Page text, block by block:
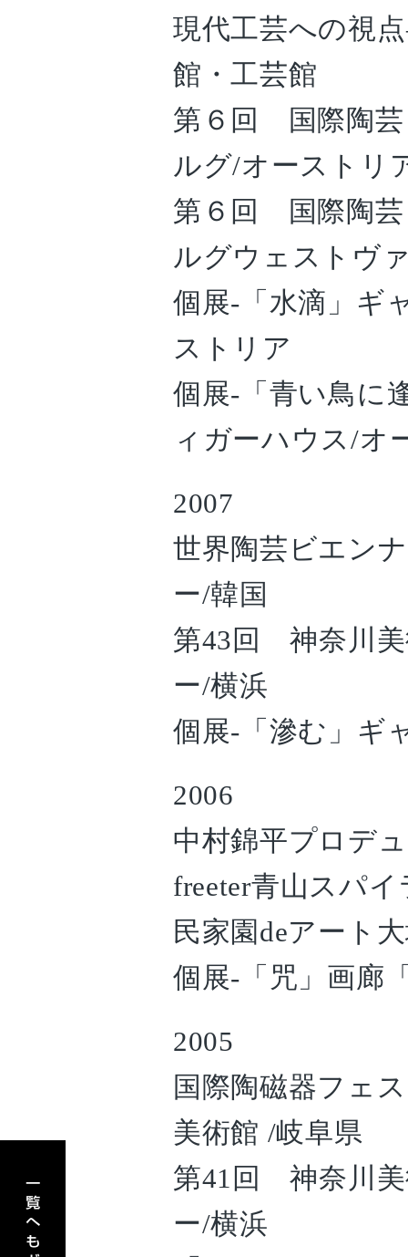
現代工芸への視
館・工芸館
第６回 国際陶芸
ルグ/オーストリ
第６回 国際陶芸
ルグウェストヴ
個展-「水滴」ギ
ストリア
個展-「青い鳥に
ィガーハウス/オ
2007
世界陶芸ビエン
ー/韓国
第43回 神奈川美
ー/横浜
個展-「滲む」ギ
2006
中村錦平プロデ
freeter青山スパ
民家園deアート
個展-「咒」画廊
2005
国際陶磁器フェ
美術館 /岐阜県
第41回 神奈川美
ー/横浜
アーティスト一覧へもどる